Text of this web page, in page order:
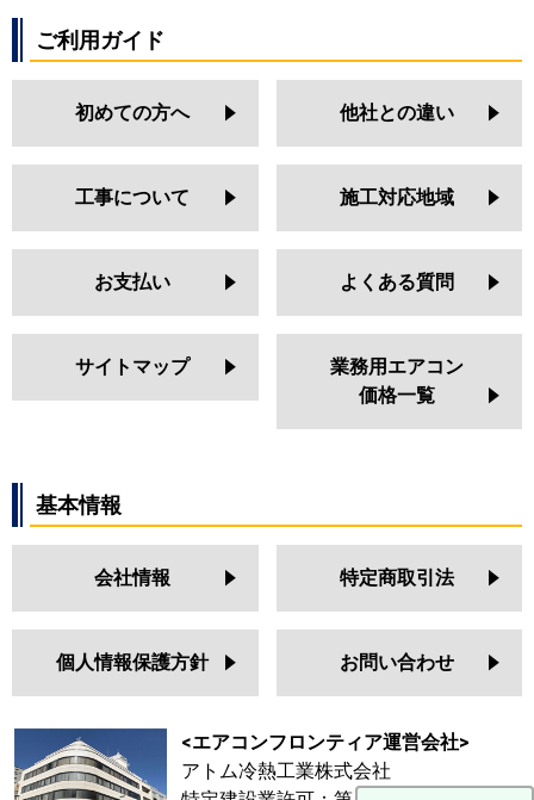
ご利用ガイド
初めての方へ 他社との違い
工事について 施工対応地域
お支払い よくある質問
サイトマップ
業務用エアコン
価格一覧
基本情報
会社情報 特定商取引法
個人情報保護方針 お問い合わせ
<エアコンフロンティア運営会社>
アトム冷熱工業株式会社